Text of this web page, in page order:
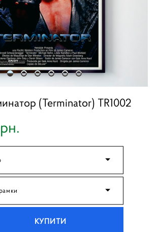
(Terminator) TR1002
КУПИТИ